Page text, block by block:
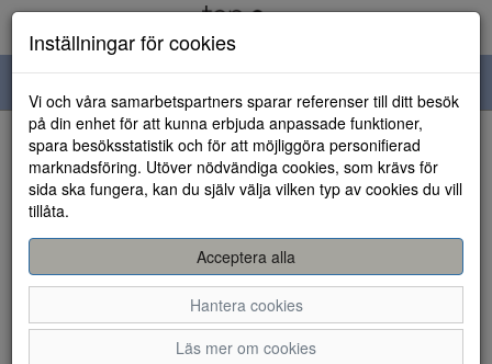
navigation
HEM
Inställningar för cookies
Vi och våra samarbetspartners sparar referenser till ditt besök
på din enhet för att kunna erbjuda anpassade funktioner,
spara besöksstatistik och för att möjliggöra personifierad
marknadsföring. Utöver nödvändiga cookies, som krävs för
sida ska fungera, kan du själv välja vilken typ av cookies du vill
tillåta.
Acceptera alla
Hantera cookies
Läs mer om cookies